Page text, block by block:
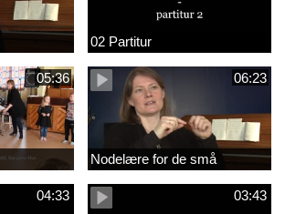
02 Partitur
05:36 06:23
Nodelære for de små
04:33 03:43